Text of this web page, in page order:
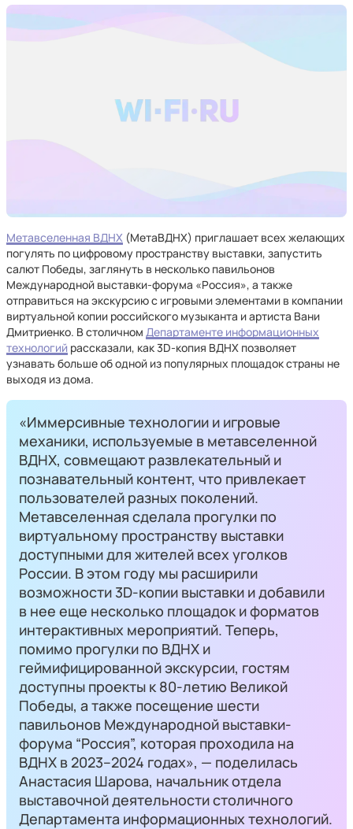
Метавселенная ВДНХ (МетаВДНХ) приглашает всех желающих
погулять по цифровому пространству выставки, запустить
салют Победы, заглянуть в несколько павильонов
Международной выставки-форума «Россия», а также
отправиться на экскурсию с игровыми элементами в компании
виртуальной копии российского музыканта и артиста Вани
Дмитриенко. В столичном Департаменте информационных
технологий рассказали, как 3D-копия ВДНХ позволяет
узнавать больше об одной из популярных площадок страны не
выходя из дома.
«Иммерсивные технологии и игровые
механики, используемые в метавселенной
ВДНХ, совмещают развлекательный и
познавательный контент, что привлекает
пользователей разных поколений.
Метавселенная сделала прогулки по
виртуальному пространству выставки
доступными для жителей всех уголков
России. В этом году мы расширили
возможности 3D-копии выставки и добавили
в нее еще несколько площадок и форматов
интерактивных мероприятий. Теперь,
помимо прогулки по ВДНХ и
геймифицированной экскурсии, гостям
доступны проекты к 80-летию Великой
Победы, а также посещение шести
павильонов Международной выставки-
форума “Россия”, которая проходила на
ВДНХ в 2023–2024 годах», — поделилась
Анастасия Шарова, начальник отдела
выставочной деятельности столичного
Департамента информационных технологий.